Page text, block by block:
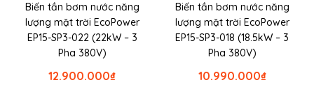
Biến tần bơm nước năng
lượng mặt trời EcoPower
EP15-SP3-022 (22kW – 3
Pha 380V)
₫
12.900.000
Biến tần bơm nước năng
lượng mặt trời EcoPower
EP15-SP3-018 (18.5kW – 3
Pha 380V)
₫
10.990.000